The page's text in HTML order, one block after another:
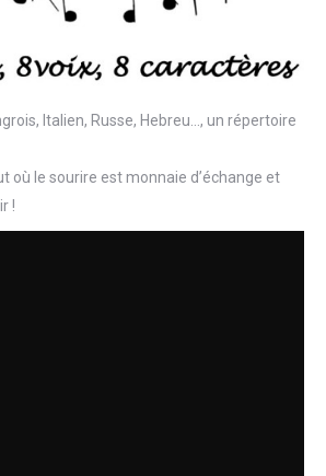
Italien, Russe, Hebreu…, un répertoire
où le sourire est monnaie d’échange et
!